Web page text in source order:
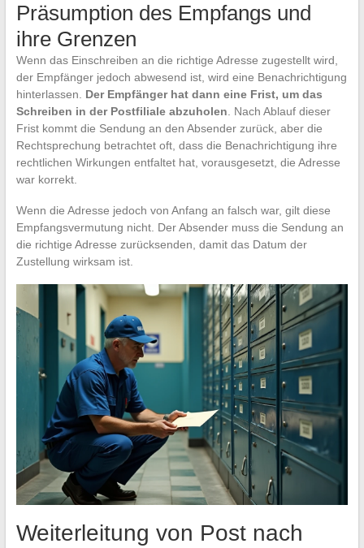
Präsumption des Empfangs und
ihre Grenzen
Wenn das Einschreiben an die richtige Adresse zugestellt wird,
der Empfänger jedoch abwesend ist, wird eine Benachrichtigung
hinterlassen. Der Empfänger hat dann eine Frist, um das
Schreiben in der Postfiliale abzuholen . Nach Ablauf dieser
Frist kommt die Sendung an den Absender zurück, aber die
Rechtsprechung betrachtet oft, dass die Benachrichtigung ihre
rechtlichen Wirkungen entfaltet hat, vorausgesetzt, die Adresse
war korrekt.
Wenn die Adresse jedoch von Anfang an falsch war, gilt diese
Empfangsvermutung nicht. Der Absender muss die Sendung an
die richtige Adresse zurücksenden, damit das Datum der
Zustellung wirksam ist.
Weiterleitung von Post nach